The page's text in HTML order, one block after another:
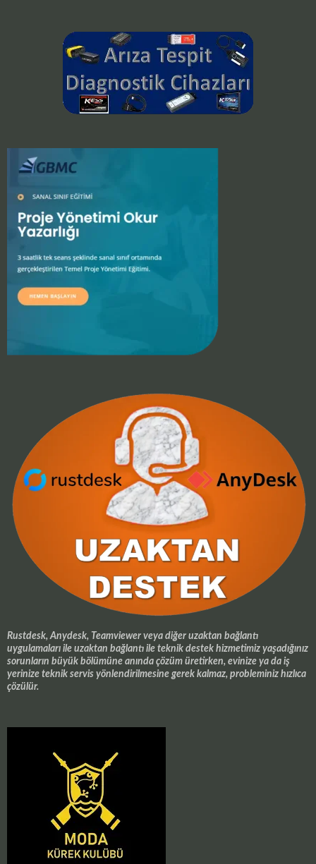
Rustdesk, Anydesk, Teamviewer veya diğer uzaktan bağlantı
uygulamaları ile uzaktan bağlantı ile teknik destek hizmetimiz yaşadığınız
sorunların büyük bölümüne anında çözüm üretirken, evinize ya da iş
yerinize teknik servis yönlendirilmesine gerek kalmaz, probleminiz hızlıca
çözülür.